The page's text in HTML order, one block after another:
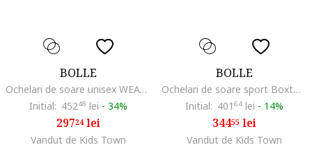
BOLLE
Ochelari de soare unisex WEAVER 12138 62mm
Initial: 45248 lei - 34%
29724lei
Vandut de Kids Town
BOLLE
Ochelari de soare sport Boxton 12512
Initial: 401 64lei - 14%
34455lei
Vandut de Kids Town